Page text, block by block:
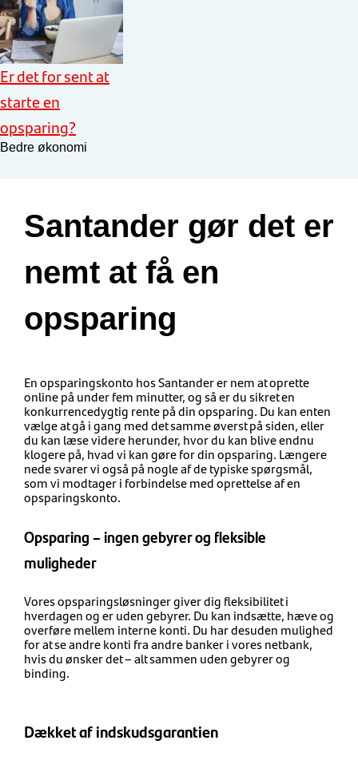
Er det for sent at
starte en
opsparing?
Bedre økonomi
Santander gør det er
nemt at få en
opsparing
En opsparingskonto hos Santander er nem at oprette
online på under fem minutter, og så er du sikret en
konkurrencedygtig rente på din opsparing. Du kan enten
vælge at gå i gang med det samme øverst på siden, eller
du kan læse videre herunder, hvor du kan blive endnu
klogere på, hvad vi kan gøre for din opsparing. Længere
nede svarer vi også på nogle af de typiske spørgsmål,
som vi modtager i forbindelse med oprettelse af en
opsparingskonto.
Opsparing – ingen gebyrer og fleksible
muligheder
Vores opsparingsløsninger giver dig fleksibilitet i
hverdagen og er uden gebyrer. Du kan indsætte, hæve og
overføre mellem interne konti. Du har desuden mulighed
for at se andre konti fra andre banker i vores netbank,
hvis du ønsker det – alt sammen uden gebyrer og
binding.
Dækket af indskudsgarantien